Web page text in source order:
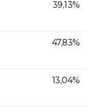
39,13%
47,83%
13,04%